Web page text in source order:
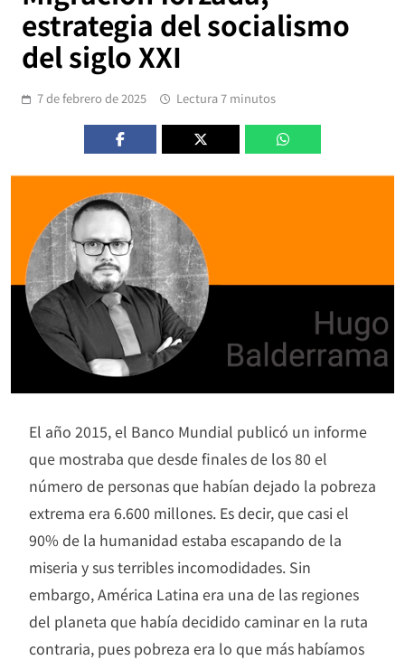
estrategia del socialismo
del siglo XXI
7 de febrero de 2025 Lectura 7 minutos
El año 2015, el Banco Mundial publicó un informe
que mostraba que desde finales de los 80 el
número de personas que habían dejado la pobreza
extrema era 6.600 millones. Es decir, que casi el
90% de la humanidad estaba escapando de la
miseria y sus terribles incomodidades. Sin
embargo, América Latina era una de las regiones
del planeta que había decidido caminar en la ruta
contraria, pues pobreza era lo que más habíamos